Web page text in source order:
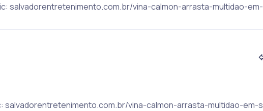
salvadorentretenimento.com.br/vina-calmon-arrasta-multidao-
salvadorentretenimento.com.br/vina-calmon-arrasta-multidao-